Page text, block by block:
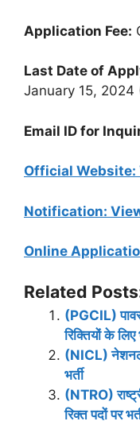
Application Fee:
Last Date of
January 15, 2024
Email ID for
Official Website:
Notification:
Online
Related
(PGCIL)
रिक्तियों के लिए
(NICL) नेशनल
भर्ती
(NTRO)
रिक्त पदों पर